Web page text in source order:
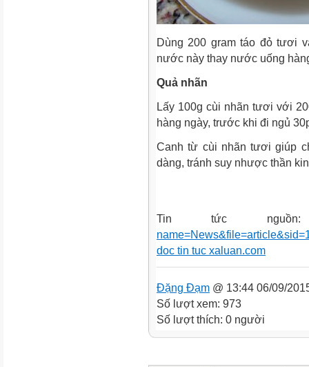
Dùng 200 gram táo đỏ tươi
nước này thay nước uống
Quả nhãn
Lấy 100g cùi nhãn tươi với
hàng ngày, trước khi đi ngủ
Canh từ cùi nhãn tươi giúp
dàng, tránh suy nhược thần
Tin tức
doc tin tuc xaluan.com
Đặng Đạm @ 13:44 06/09/
Số lượt xem: 973
Số lượt thích: 0 người